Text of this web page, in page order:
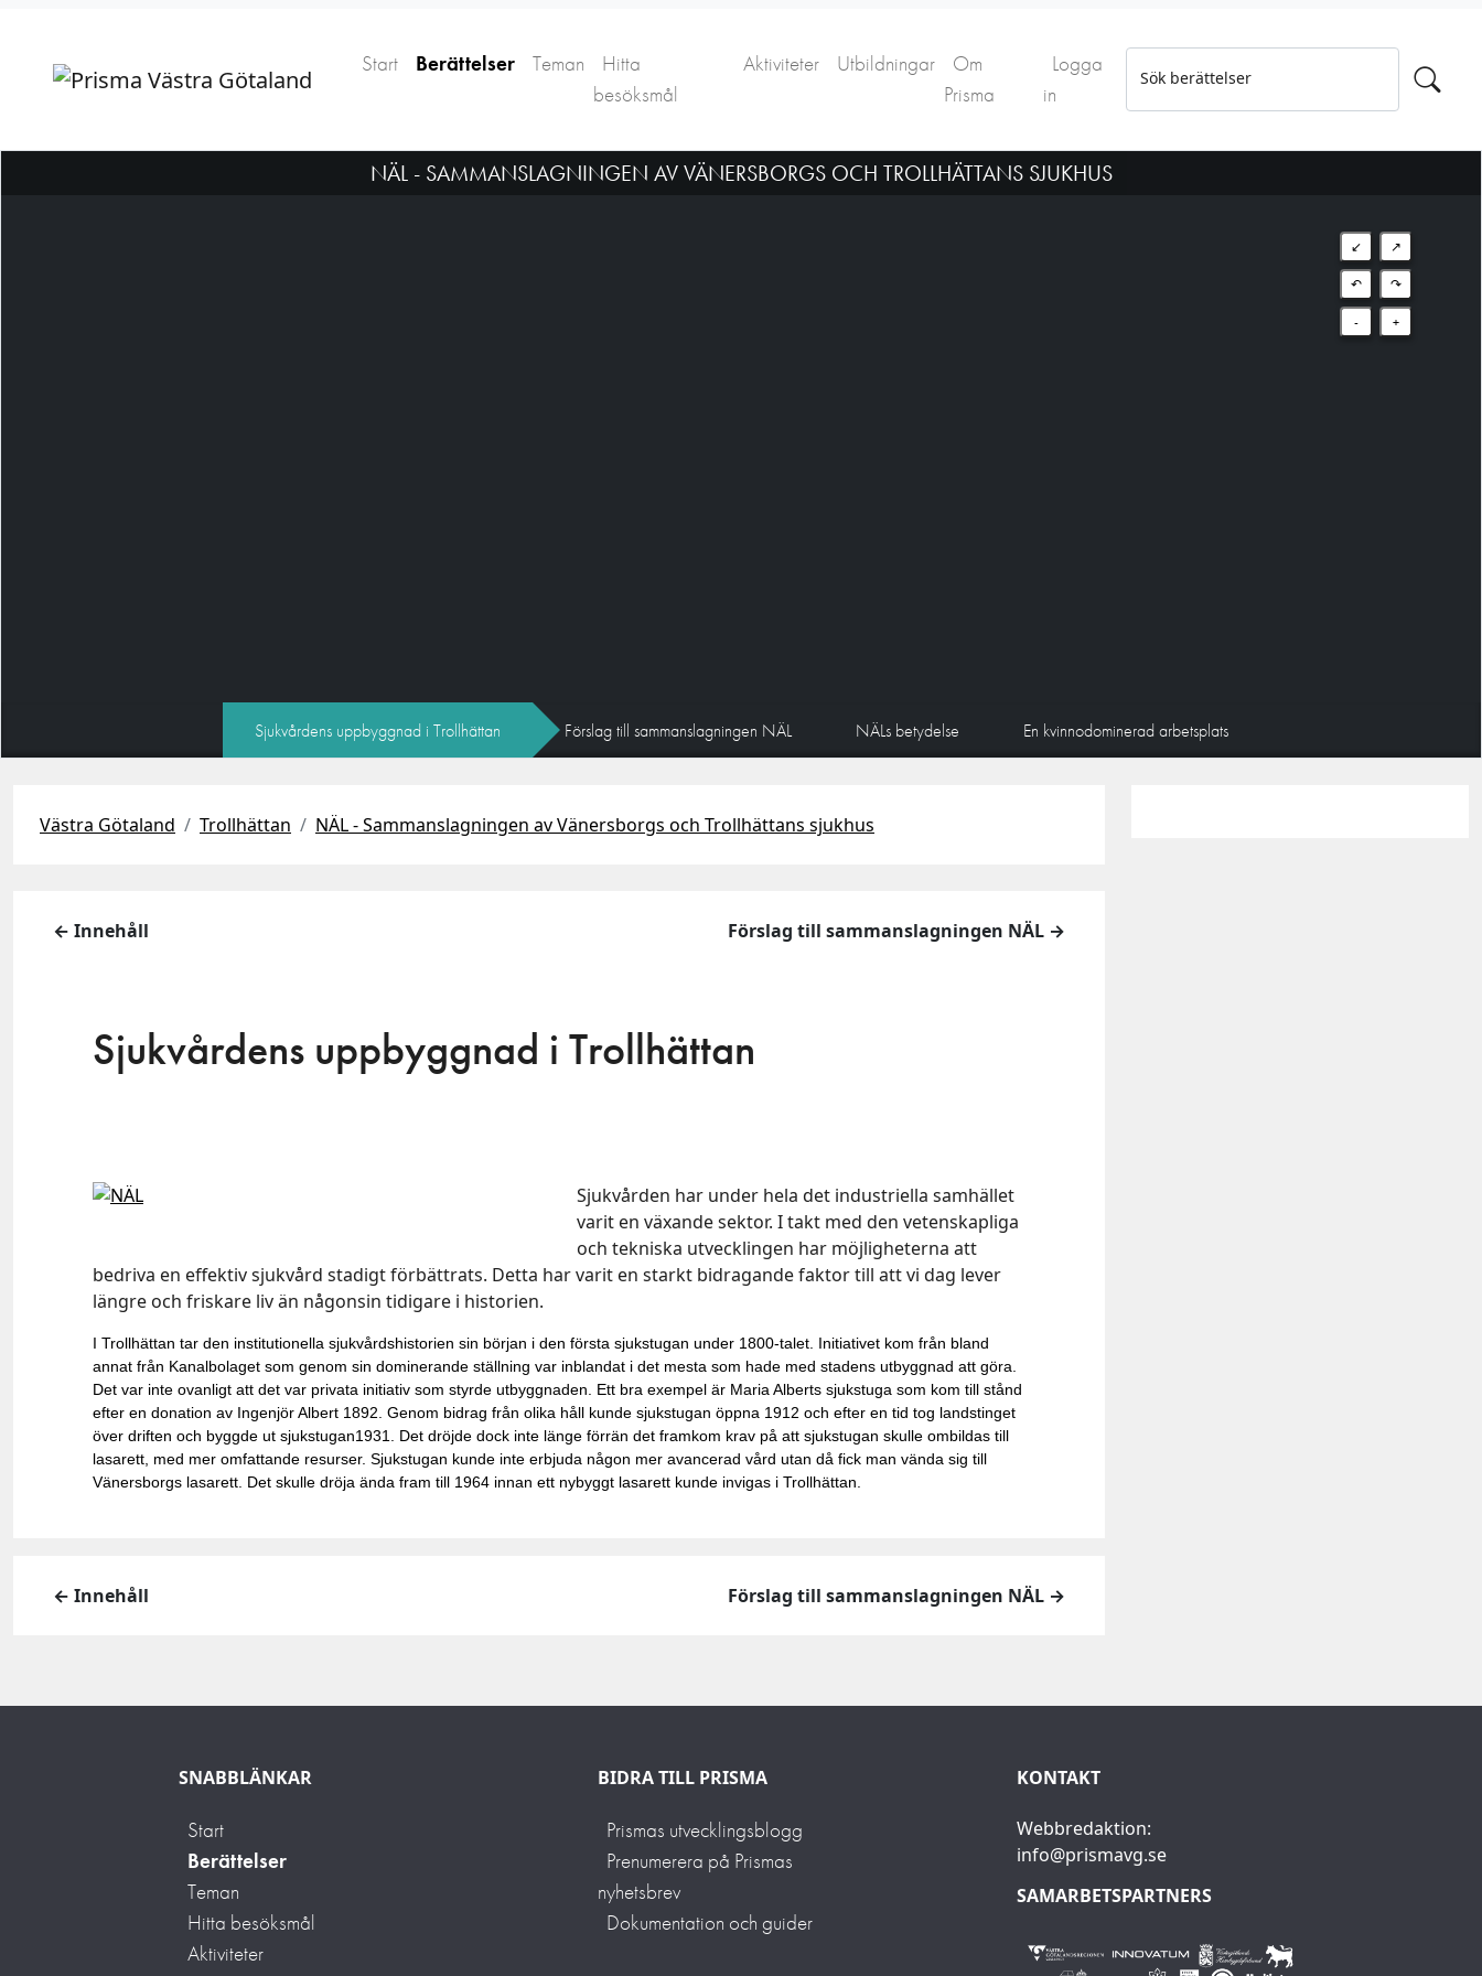
Start Berättelser Teman
Hitta
besöksmål
Aktiviteter Utbildningar
Om
Prisma
Logga
in
Sök berättelser
NÄL - SAMMANSLAGNINGEN AV VÄNERSBORGS OCH TROLLHÄTTANS SJUKHUS
↙ ↗
↶ ↷
- +
Sjukvårdens uppbyggnad i Trollhättan Förslag till sammanslagningen NÄL NÄLs betydelse En kvinnodominerad arbetsplats
Västra Götaland Trollhättan NÄL - Sammanslagningen av Vänersborgs och Trollhättans sjukhus
← Innehåll Förslag till sammanslagningen NÄL →
Sjukvårdens uppbyggnad i Trollhättan
Sjukvården har under hela det industriella samhället
varit en växande sektor. I takt med den vetenskapliga
och tekniska utvecklingen har möjligheterna att
bedriva en effektiv sjukvård stadigt förbättrats. Detta har varit en starkt bidragande faktor till att vi dag lever
längre och friskare liv än någonsin tidigare i historien.
I Trollhättan tar den institutionella sjukvårdshistorien sin början i den första sjukstugan under 1800-talet. Initiativet kom från bland
annat från Kanalbolaget som genom sin dominerande ställning var inblandat i det mesta som hade med stadens utbyggnad att göra.
Det var inte ovanligt att det var privata initiativ som styrde utbyggnaden. Ett bra exempel är Maria Alberts sjukstuga som kom till stånd
efter en donation av Ingenjör Albert 1892. Genom bidrag från olika håll kunde sjukstugan öppna 1912 och efter en tid tog landstinget
över driften och byggde ut sjukstugan1931. Det dröjde dock inte länge förrän det framkom krav på att sjukstugan skulle ombildas till
lasarett, med mer omfattande resurser. Sjukstugan kunde inte erbjuda någon mer avancerad vård utan då fick man vända sig till
Vänersborgs lasarett. Det skulle dröja ända fram till 1964 innan ett nybyggt lasarett kunde invigas i Trollhättan.
← Innehåll Förslag till sammanslagningen NÄL →
SNABBLÄNKAR
Start
Berättelser
Teman
Hitta besöksmål
Aktiviteter
BIDRA TILL PRISMA
Prismas utvecklingsblogg
Prenumerera på Prismas
nyhetsbrev
Dokumentation och guider
KONTAKT
Webbredaktion:
info@prismavg.se
SAMARBETSPARTNERS